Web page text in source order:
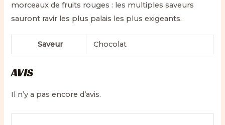
morceaux de fruits rouges : les multiples saveurs
sauront ravir les plus palais les plus exigeants.
Saveur Chocolat
AVIS
Il n’y a pas encore d’avis.